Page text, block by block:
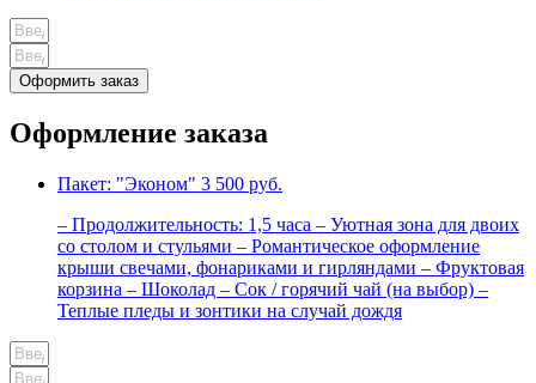
Оформить заказ
Оформление заказа
Пакет: "Эконом" 3 500 руб.
– Продолжительность: 1,5 часа – Уютная зона для двоих
со столом и стульями – Романтическое оформление
крыши свечами, фонариками и гирляндами – Фруктовая
корзина – Шоколад – Сок / горячий чай (на выбор) –
Теплые пледы и зонтики на случай дождя